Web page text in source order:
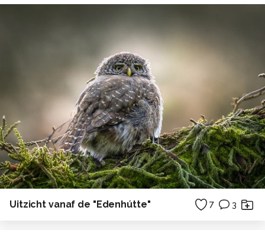
Uitzicht vanaf de "Edenhútte" 7 3